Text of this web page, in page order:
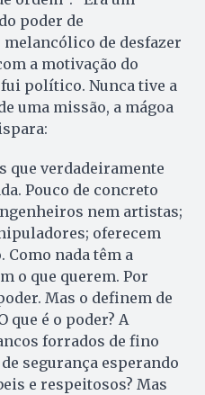
poder de
de desfazer
a motivação do
político. Nunca tive a
uma missão, a mágoa
que verdadeiramente
Pouco de concreto
nem artistas;
oferecem
Como nada têm a
o que querem. Por
Mas o definem de
que é o poder? A
forrados de fino
segurança esperando
e respeitosos? Mas